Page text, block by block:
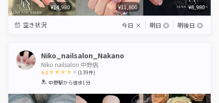
¥14,980 ¥11,800 ¥8,980
空き状況 今日 × 明日 ◎ 明後日 ◎
Niko_nailsalon_Nakano
Niko nailsalon 中野店
4.2
1 2 3 4 5
(139件)
中野駅から徒歩1分